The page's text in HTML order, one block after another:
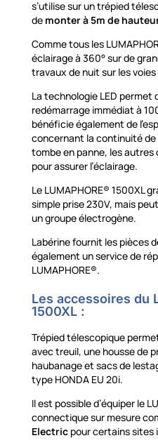
s’utilise sur un trépied
de monter à 5m de
Comme tous les
éclairage à 360° sur de
travaux de nuit sur les
La technologie LED permet
redémarrage immédiat à
bénéficie également de
concernant la continuité de
tombe en panne, les
pour assurer l’éclairage.
Le LUMAPHORE® 1500XL
simple prise 230V, mais
un groupe électrogène.
Labérine fournit les pièces
également un service de
LUMAPHORE®.
Les accessoires du
1500XL :
Trépied télescopique
avec treuil, une housse de
haubanage et sacs de
type HONDA EU 20i.
Il est possible d’équiper le
connectique sur mesure
Electricpour certains sites